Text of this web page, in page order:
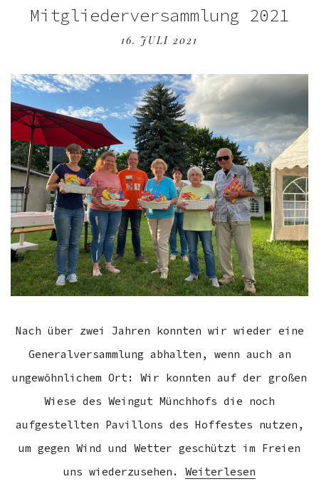
Mitgliederversammlung 2021
16. JULI 2021
Nach über zwei Jahren konnten wir wieder eine
Generalversammlung abhalten, wenn auch an
ungewöhnlichem Ort: Wir konnten auf der großen
Wiese des Weingut Münchhofs die noch
aufgestellten Pavillons des Hoffestes nutzen,
um gegen Wind und Wetter geschützt im Freien
uns wiederzusehen. Weiterlesen